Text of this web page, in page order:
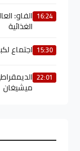
16:24 الفاو:
الغذائية
15:30 اجتماع
22:01
ميشيغان